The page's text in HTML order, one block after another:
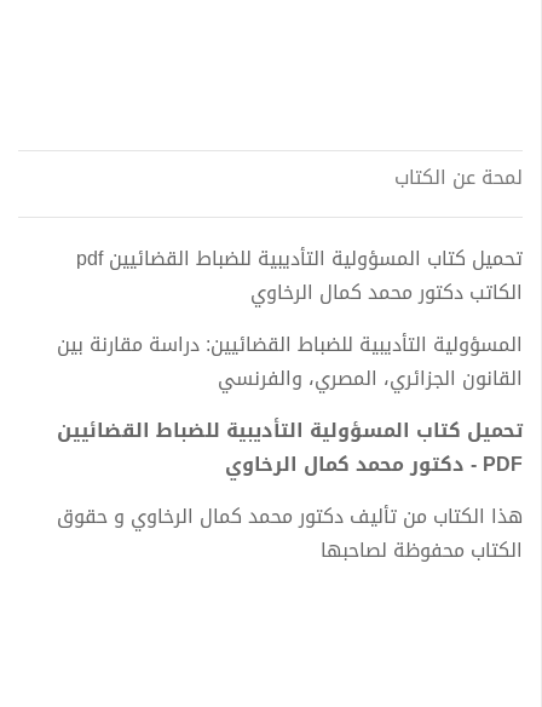
لمحة عن الكتاب
تحميل كتاب المسؤولية التأديبية للضباط القضائيين pdf
الكاتب دكتور محمد كمال الرخاوي
المسؤولية التأديبية للضباط القضائيين: دراسة مقارنة بين
القانون الجزائري، المصري، والفرنسي
تحميل كتاب المسؤولية التأديبية للضباط القضائيين
PDF - دكتور محمد كمال الرخاوي
هذا الكتاب من تأليف دكتور محمد كمال الرخاوي و حقوق
الكتاب محفوظة لصاحبها